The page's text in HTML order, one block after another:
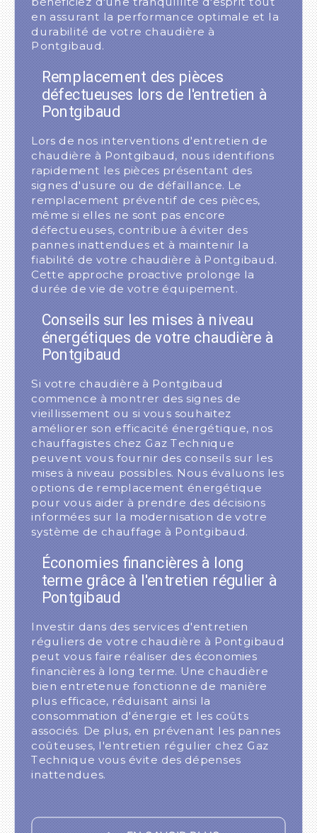
en assurant la performance optimale et la
durabilité de votre chaudière à
Pontgibaud.
Remplacement des pièces
défectueuses lors de l'entretien à
Pontgibaud
Lors de nos interventions d'entretien de
chaudière à Pontgibaud, nous identifions
rapidement les pièces présentant des
signes d'usure ou de défaillance. Le
remplacement préventif de ces pièces,
même si elles ne sont pas encore
défectueuses, contribue à éviter des
pannes inattendues et à maintenir la
fiabilité de votre chaudière à Pontgibaud.
Cette approche proactive prolonge la
durée de vie de votre équipement.
Conseils sur les mises à niveau
énergétiques de votre chaudière à
Pontgibaud
Si votre chaudière à Pontgibaud
commence à montrer des signes de
vieillissement ou si vous souhaitez
améliorer son efficacité énergétique, nos
chauffagistes chez Gaz Technique
peuvent vous fournir des conseils sur les
mises à niveau possibles. Nous évaluons les
options de remplacement énergétique
pour vous aider à prendre des décisions
informées sur la modernisation de votre
système de chauffage à Pontgibaud.
Économies financières à long
terme grâce à l'entretien régulier à
Pontgibaud
Investir dans des services d'entretien
réguliers de votre chaudière à Pontgibaud
peut vous faire réaliser des économies
financières à long terme. Une chaudière
bien entretenue fonctionne de manière
plus efficace, réduisant ainsi la
consommation d'énergie et les coûts
associés. De plus, en prévenant les pannes
coûteuses, l'entretien régulier chez Gaz
Technique vous évite des dépenses
inattendues.